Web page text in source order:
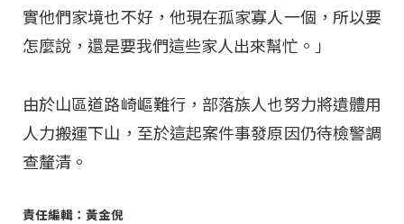
實他們家境也不好，他現在孤家寡人一個，所以要
怎麼說，還是要我們這些家人出來幫忙。」
由於山區道路崎嶇難行，部落族人也努力將遺體用
人力搬運下山，至於這起案件事發原因仍待檢警調
查釐清。
責任編輯：黃金倪